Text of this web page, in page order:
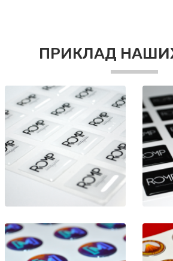
ПРИКЛАД